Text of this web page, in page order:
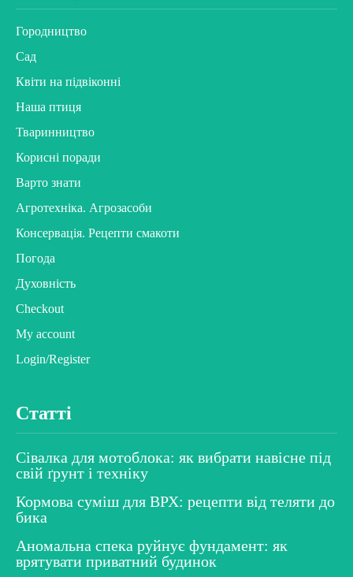
Городництво
Сад
Квіти на підвіконні
Наша птиця
Тваринництво
Корисні поради
Варто знати
Агротехніка. Агрозасоби
Консервація. Рецепти смакоти
Погода
Духовність
Checkout
My account
Login/Register
Статті
Сівалка для мотоблока: як вибрати навісне під
свій ґрунт і техніку
Кормова суміш для ВРХ: рецепти від теляти до
бика
Аномальна спека руйнує фундамент: як
врятувати приватний будинок